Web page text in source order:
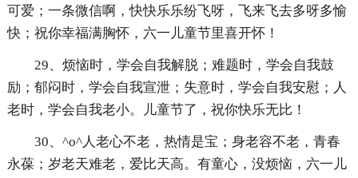
可爱；一条微信啊，快快乐乐纷飞呀，飞来飞去多呀多愉
快；祝你幸福满胸怀，六一儿童节里喜开怀！
29、烦恼时，学会自我解脱；难题时，学会自我鼓
励；郁闷时，学会自我宣泄；失意时，学会自我安慰；人
老时，学会自我老小。儿童节了，祝你快乐无比！
30、^o^人老心不老，热情是宝；身老容不老，青春
永葆；岁老天难老，爱比天高。有童心，没烦恼，六一儿